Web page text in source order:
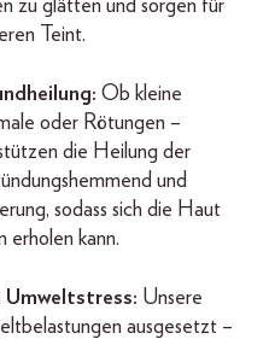
zu glätten und sorgen für
Teint.
Ob kleine
oder Rötungen –
die Heilung der
und
sodass sich die Haut
erholen kann.
Umweltstress: Unsere
ausgesetzt –